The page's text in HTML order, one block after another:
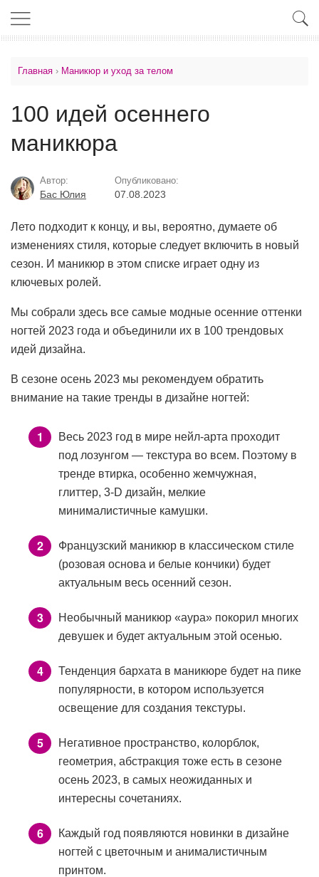
Главная › Маникюр и уход за телом
100 идей осеннего
маникюра
Автор:
Бас Юлия
Опубликовано:
07.08.2023
Лето подходит к концу, и вы, вероятно, думаете об
изменениях стиля, которые следует включить в новый
сезон. И маникюр в этом списке играет одну из
ключевых ролей.
Мы собрали здесь все самые модные осенние оттенки
ногтей 2023 года и объединили их в 100 трендовых
идей дизайна.
В сезоне осень 2023 мы рекомендуем обратить
внимание на такие тренды в дизайне ногтей:
Весь 2023 год в мире нейл-арта проходит
под лозунгом — текстура во всем. Поэтому в
тренде втирка, особенно жемчужная,
глиттер, 3-D дизайн, мелкие
минималистичные камушки.
Французский маникюр в классическом стиле
(розовая основа и белые кончики) будет
актуальным весь осенний сезон.
Необычный маникюр «аура» покорил многих
девушек и будет актуальным этой осенью.
Тенденция бархата в маникюре будет на пике
популярности, в котором используется
освещение для создания текстуры.
Негативное пространство, колорблок,
геометрия, абстракция тоже есть в сезоне
осень 2023, в самых неожиданных и
интересны сочетаниях.
Каждый год появляются новинки в дизайне
ногтей с цветочным и анималистичным
принтом.